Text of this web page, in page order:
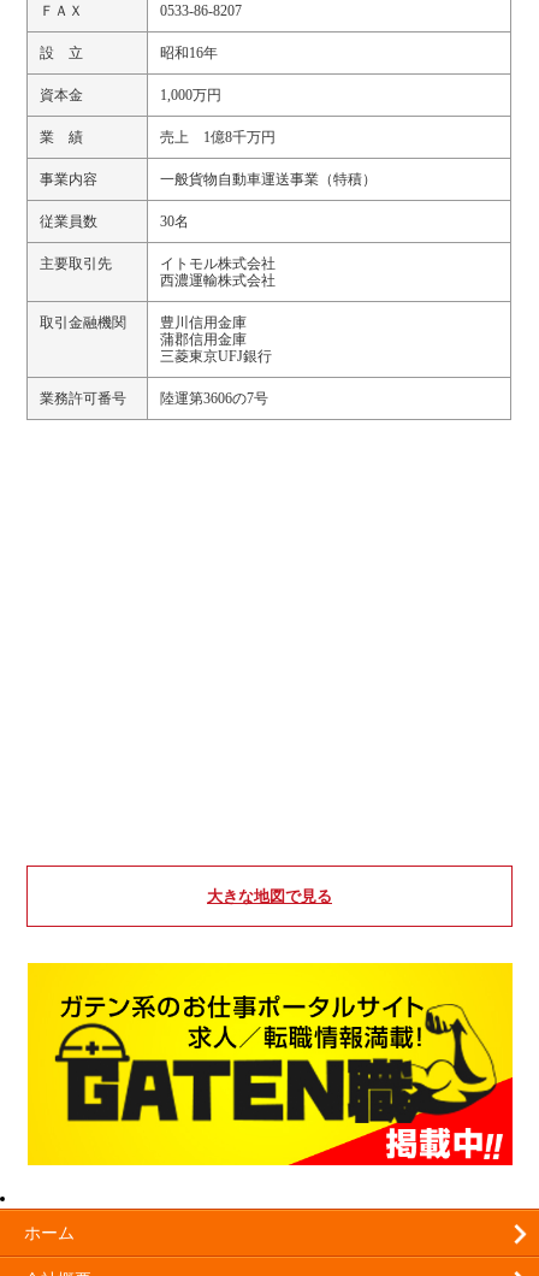
ＦＡＸ 0533-86-8207
設 立 昭和16年
資本金 1,000万円
業 績 売上 1億8千万円
事業内容 一般貨物自動車運送事業（特積）
従業員数 30名
主要取引先
イトモル株式会社
西濃運輸株式会社
取引金融機関
豊川信用金庫
蒲郡信用金庫
三菱東京UFJ銀行
業務許可番号 陸運第3606の7号
大きな地図で見る
ホーム